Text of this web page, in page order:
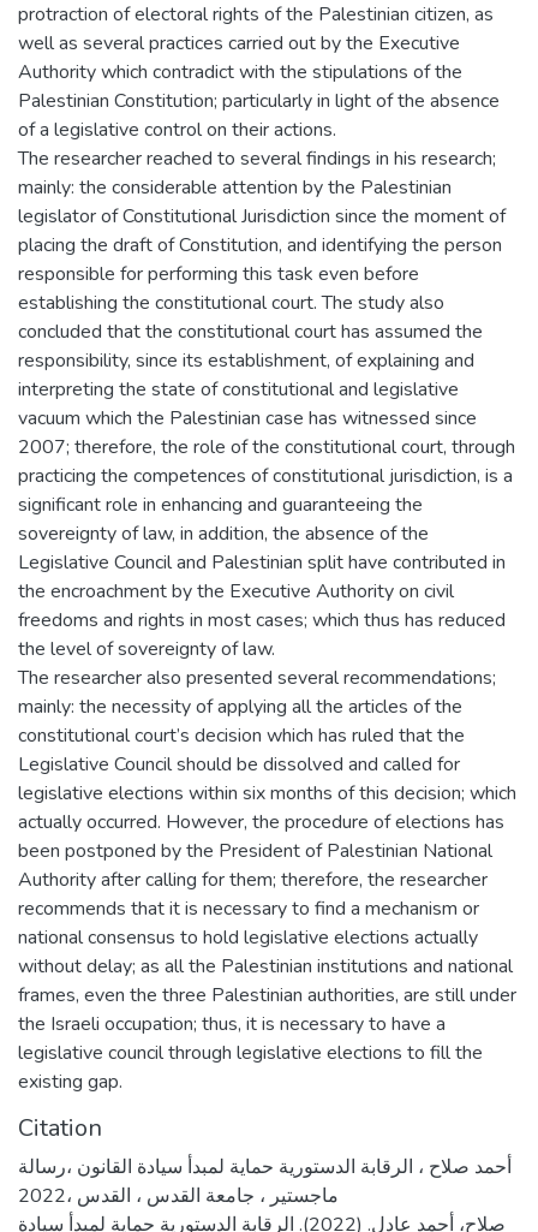
protraction of electoral rights of the Palestinian citizen, as
well as several practices carried out by the Executive
Authority which contradict with the stipulations of the
Palestinian Constitution; particularly in light of the absence
of a legislative control on their actions.
The researcher reached to several findings in his research;
mainly: the considerable attention by the Palestinian
legislator of Constitutional Jurisdiction since the moment of
placing the draft of Constitution, and identifying the person
responsible for performing this task even before
establishing the constitutional court. The study also
concluded that the constitutional court has assumed the
responsibility, since its establishment, of explaining and
interpreting the state of constitutional and legislative
vacuum which the Palestinian case has witnessed since
2007; therefore, the role of the constitutional court, through
practicing the competences of constitutional jurisdiction, is a
significant role in enhancing and guaranteeing the
sovereignty of law, in addition, the absence of the
Legislative Council and Palestinian split have contributed in
the encroachment by the Executive Authority on civil
freedoms and rights in most cases; which thus has reduced
the level of sovereignty of law.
The researcher also presented several recommendations;
mainly: the necessity of applying all the articles of the
constitutional court’s decision which has ruled that the
Legislative Council should be dissolved and called for
legislative elections within six months of this decision; which
actually occurred. However, the procedure of elections has
been postponed by the President of Palestinian National
Authority after calling for them; therefore, the researcher
recommends that it is necessary to find a mechanism or
national consensus to hold legislative elections actually
without delay; as all the Palestinian institutions and national
frames, even the three Palestinian authorities, are still under
the Israeli occupation; thus, it is necessary to have a
legislative council through legislative elections to fill the
existing gap.
Citation
أحمد صلاح ، الرقابة الدستورية حماية لمبدأ سيادة القانون ،رسالة
ماجستير ، جامعة القدس ، القدس ،2022
صلاح، أحمد عادل. (2022). الرقابة الدستورية حماية لمبدأ سيادة